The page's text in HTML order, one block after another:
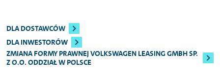
DLA DOSTAWCÓW
DLA INWESTORÓW
ZMIANA FORMY PRAWNEJ VOLKSWAGEN LEASING GMBH SP.
Z O.O. ODDZIAŁ W POLSCE